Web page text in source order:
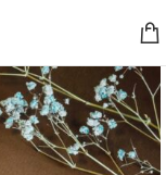
už 30€!!